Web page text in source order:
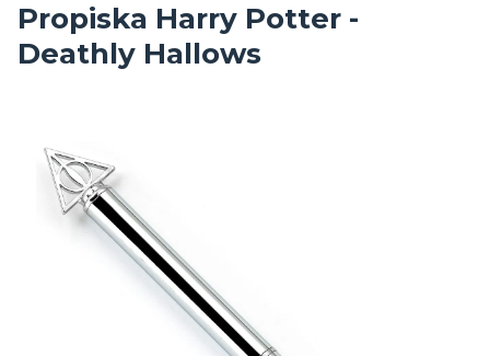
Propiska Harry Potter -
Deathly Hallows